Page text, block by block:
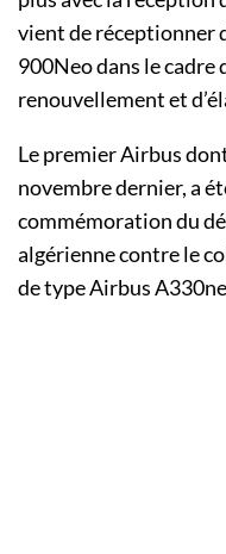
vient de réceptionner
900Neo dans le cadre
renouvellement et
Le premier Airbus
novembre dernier, a
commémoration du
algérienne contre le
de type Airbus